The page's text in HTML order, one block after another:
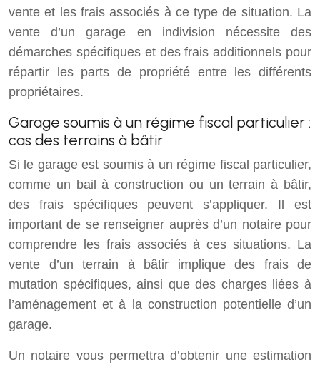
vente et les frais associés à ce type de situation. La
vente d’un garage en indivision nécessite des
démarches spécifiques et des frais additionnels pour
répartir les parts de propriété entre les différents
propriétaires.
Garage soumis à un régime fiscal particulier :
cas des terrains à bâtir
Si le garage est soumis à un régime fiscal particulier,
comme un bail à construction ou un terrain à bâtir,
des frais spécifiques peuvent s’appliquer. Il est
important de se renseigner auprès d’un notaire pour
comprendre les frais associés à ces situations. La
vente d’un terrain à bâtir implique des frais de
mutation spécifiques, ainsi que des charges liées à
l’aménagement et à la construction potentielle d’un
garage.
Un notaire vous permettra d’obtenir une estimation